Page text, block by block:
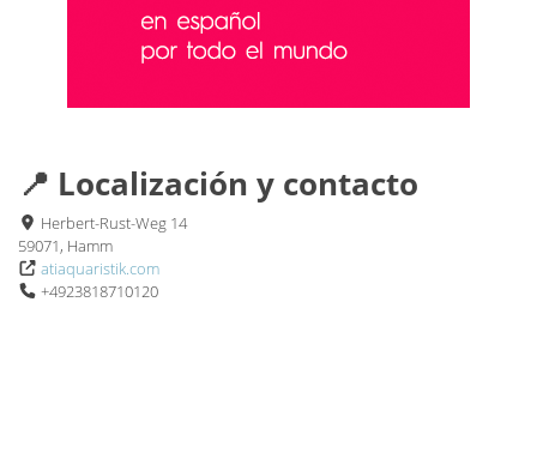
📍 Localización y contacto
Herbert-Rust-Weg 14
59071, Hamm
atiaquaristik.com
+4923818710120